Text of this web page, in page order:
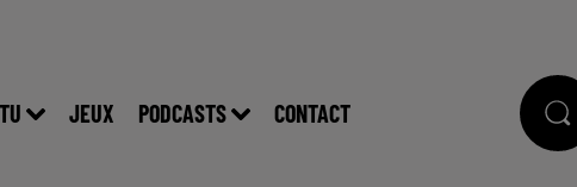
JEUX PODCASTS CONTACT